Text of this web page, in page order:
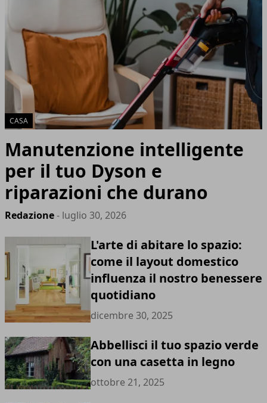
CASA
Manutenzione intelligente
per il tuo Dyson e
riparazioni che durano
Redazione- luglio 30, 2026
L'arte di abitare lo spazio:
come il layout domestico
influenza il nostro benessere
quotidiano
dicembre 30, 2025
Abbellisci il tuo spazio verde
con una casetta in legno
ottobre 21, 2025